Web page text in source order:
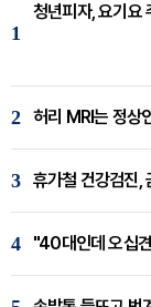
1
청년피자, 요기요
2 허리 MRI는 정상
3 휴가철 건강검진,
4 "40대인데 오십